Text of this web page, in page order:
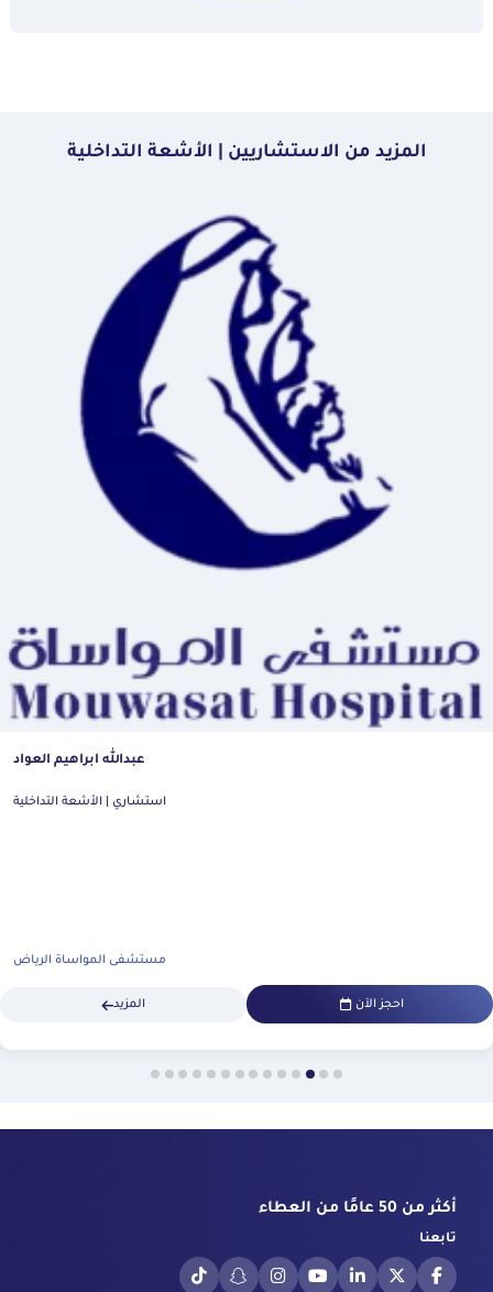
المزيد من الاستشاريين | الأشعة التداخلية
عبدالله ابراهيم العواد
استشاري | الأشعة التداخلية
مستشفى المواساة الرياض
احجز الآن المزيد
أكثر من 50 عامًا من العطاء
تابعنا